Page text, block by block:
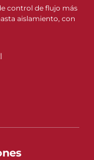
control de flujo más
aislamiento, con